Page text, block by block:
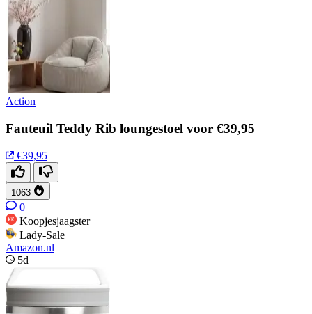
Action
Fauteuil Teddy Rib loungestoel voor €39,95
€39,95
1063
0
Koopjesjaagster
Lady-Sale
Amazon.nl
5d